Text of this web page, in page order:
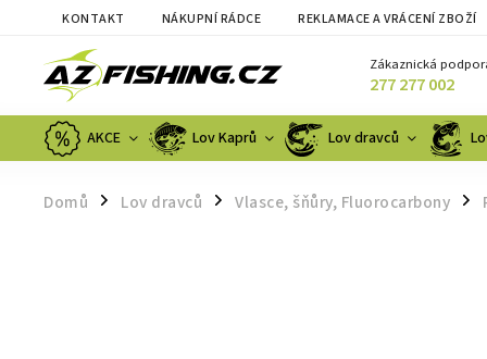
KONTAKT NÁKUPNÍ RÁDCE REKLAMACE A VRÁCENÍ ZBOŽÍ
Zákaznická
277 277 002
AKCE Lov Kaprů Lov dravců
Domů / Lov dravců / Vlasce, šňůry, Fluorocarbony /